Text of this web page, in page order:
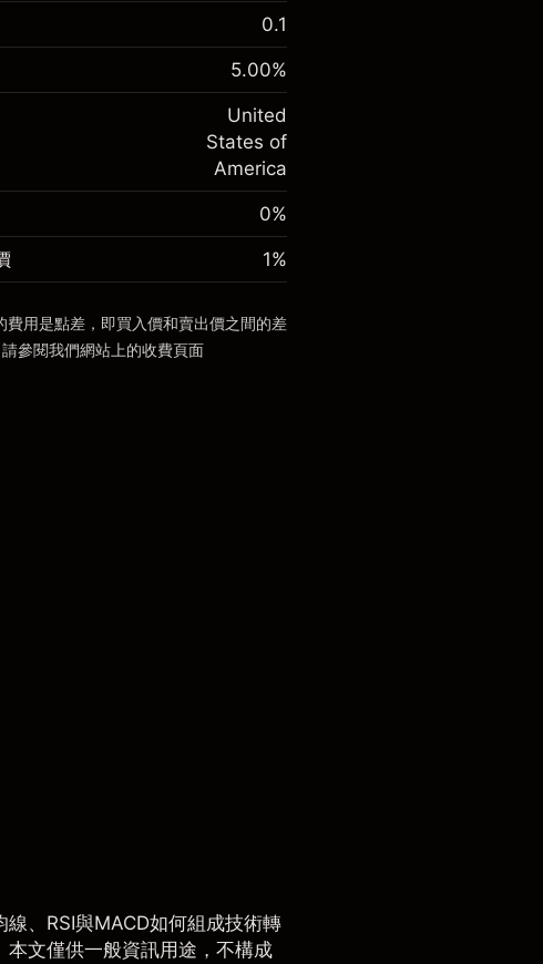
的費用
-0.021568
(-$4.31)
- 美元（大約值）
$19,000.00
的投資 $1,000.00
的費用
-0.000654
(-$0.13)
規模（大約值）
$20,000.00
$19,000.00
0.1
5.00%
United
States of
America
0%
「服務費用」
1%
費用是點差，即買入價和賣出價之間的差
參閱我們網站上的收費頁面
、RSI與MACD如何組成技術轉
文僅供一般資訊用途，不構成